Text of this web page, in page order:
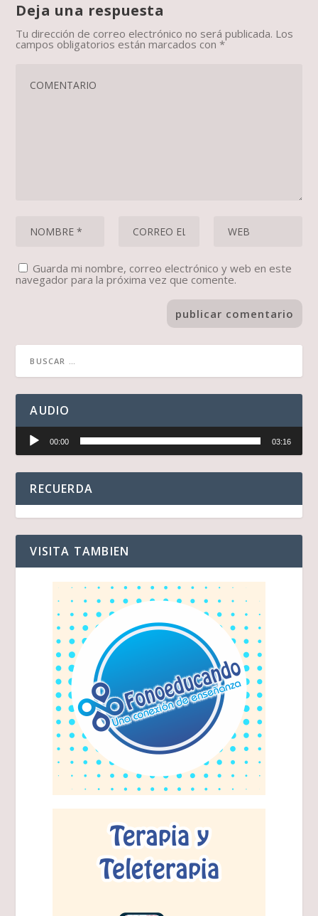
Deja una respuesta
Tu dirección de correo electrónico no será publicada. Los
campos obligatorios están marcados con*
Guarda mi nombre, correo electrónico y web en este
navegador para la próxima vez que comente.
AUDIO
Reproductor
audio
00:00 03:16
RECUERDA
VISITA TAMBIEN